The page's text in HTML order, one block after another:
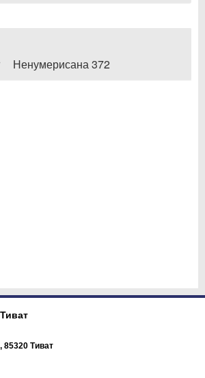
Ненумерисана 372
85320 Тиват